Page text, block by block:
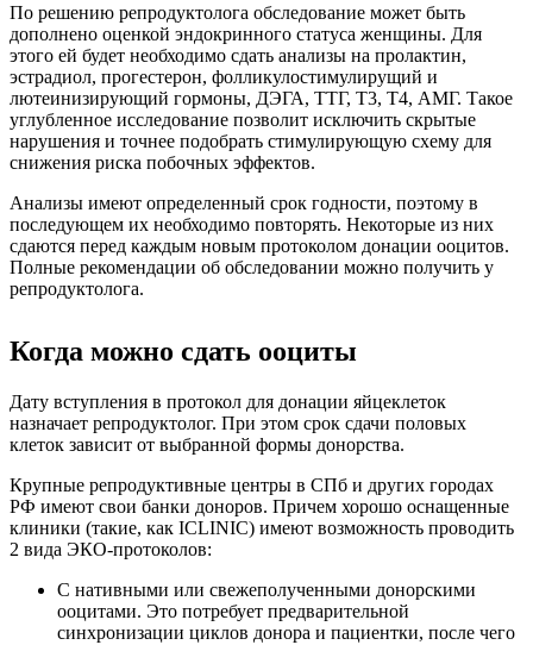
По решению репродуктолога обследование может быть
дополнено оценкой эндокринного статуса женщины. Для
этого ей будет необходимо сдать анализы на пролактин,
эстрадиол, прогестерон, фолликулостимулирущий и
лютеинизирующий гормоны, ДЭГА, ТТГ, Т3, Т4, АМГ. Такое
углубленное исследование позволит исключить скрытые
нарушения и точнее подобрать стимулирующую схему для
снижения риска побочных эффектов.
Анализы имеют определенный срок годности, поэтому в
последующем их необходимо повторять. Некоторые из них
сдаются перед каждым новым протоколом донации ооцитов.
Полные рекомендации об обследовании можно получить у
репродуктолога.
Когда можно сдать ооциты
Дату вступления в протокол для донации яйцеклеток
назначает репродуктолог. При этом срок сдачи половых
клеток зависит от выбранной формы донорства.
Крупные репродуктивные центры в СПб и других городах
РФ имеют свои банки доноров. Причем хорошо оснащенные
клиники (такие, как ICLINIC) имеют возможность проводить
2 вида ЭКО-протоколов:
С нативными или свежеполученными донорскими
ооцитами. Это потребует предварительной
синхронизации циклов донора и пациентки, после чего